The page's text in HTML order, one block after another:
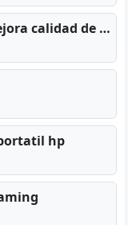
PC para Topaz Video AI: mejora calidad de vídeos viejos
hp